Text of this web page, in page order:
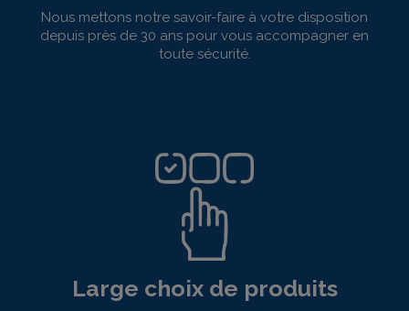
Nous mettons notre savoir-faire à votre disposition
depuis près de 30 ans pour vous accompagner en
toute sécurité.
Large choix de produits